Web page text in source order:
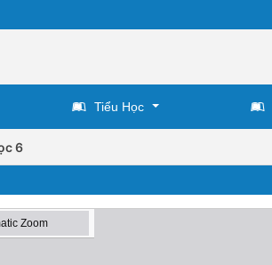
Tiểu Học
6